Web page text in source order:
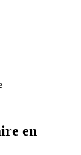
en